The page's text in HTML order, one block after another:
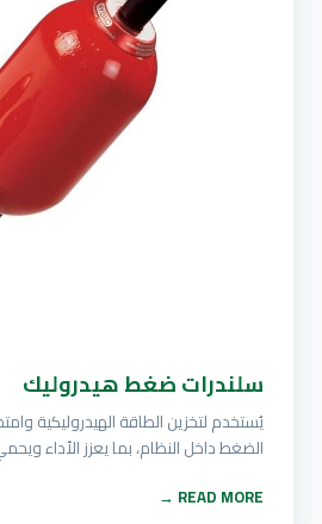
سلندرات ضغط هيدروليك
يُستخدم لتخزين الطاقة الهيدروليكية
الضغط داخل النظام، بما يعزز الأداء
READ MORE →